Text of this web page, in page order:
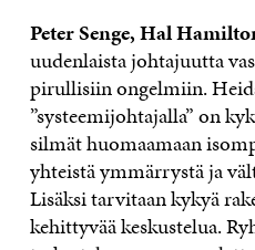
Peter Senge, Hal
uudenlaista johtajuutta
pirullisiin ongelmiin.
”systeemijohtajalla” on
silmät huomaamaan
yhteistä ymmärrystä ja
Lisäksi tarvitaan kykyä
kehittyvää keskustelua.